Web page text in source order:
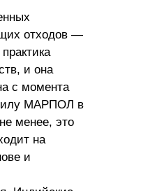
отходов —
и она
с момента
МАРПОЛ в
менее, это
на
и